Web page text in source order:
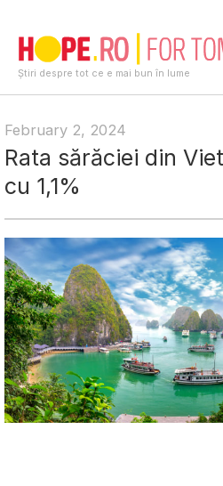
content
Știri despre tot ce e mai bun în lume
February 2, 2024
Rata sărăciei din
cu 1,1%